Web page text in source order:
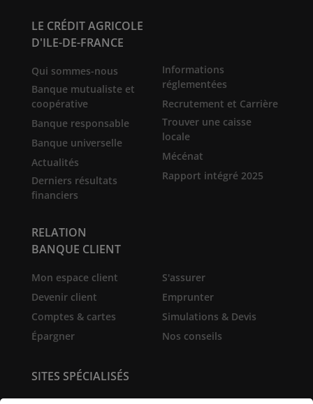
LE CRÉDIT AGRICOLE
D'ILE-DE-FRANCE
Qui sommes-nous
Banque mutualiste et
coopérative
Banque responsable
Banque universelle
Actualités
Derniers résultats
financiers
Informations
réglementées
Recrutement et Carrière
Trouver une caisse
locale
Mécénat
Rapport intégré 2025
RELATION
BANQUE CLIENT
Mon espace client
Devenir client
Comptes & cartes
Épargner
S'assurer
Emprunter
Simulations & Devis
Nos conseils
SITES SPÉCIALISÉS